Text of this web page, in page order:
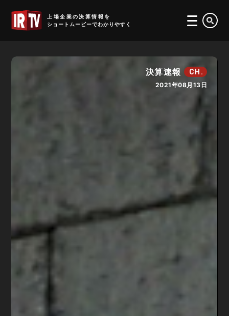
上場企業の決算情報を
ショートムービーでわかりやすく
決算速報 CH.
2021年08月13日